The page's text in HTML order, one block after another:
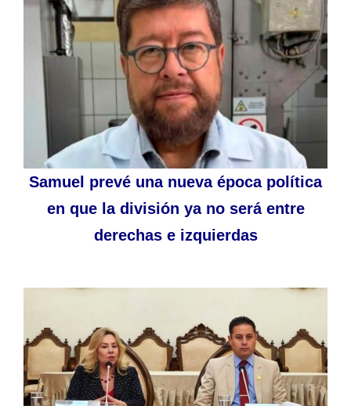
Samuel prevé una nueva época política
en que la división ya no será entre
derechas e izquierdas